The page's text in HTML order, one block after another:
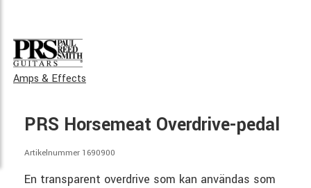
Amps & Effects
PRS Horsemeat Overdrive-pedal
Artikelnummer 1690900
En transparent overdrive som kan användas som